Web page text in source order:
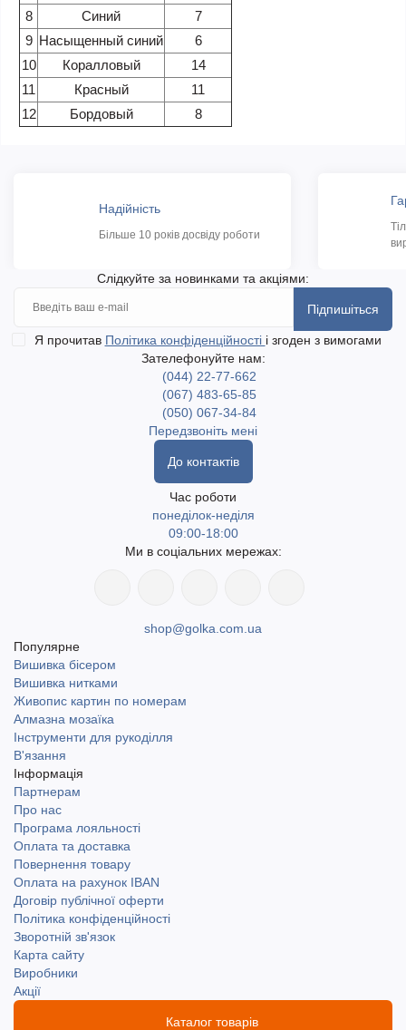
8
Синий
7
9 Насыщенный синий
6
10
Коралловый
14
11
Красный
11
12
Бордовый 8
Надійність
Більше 10 років досвіду роботи
Слідкуйте за новинками та акціями:
Підпишіться
Я прочитав Політика конфіденційності і згоден з вимогами
Зателефонуйте нам:
(044) 22-77-662
(067) 483-65-85
(050) 067-34-84
Передзвоніть мені
До контактів
Час роботи
понеділок-неділя
09:00-18:00
Ми в соціальних мережах:
shop@golka.com.ua
Популярне
Вишивка бісером
Вишивка нитками
Живопис картин по номерам
Алмазна мозаїка
Інструменти для рукоділля
В'язання
Інформація
Партнерам
Про нас
Програма лояльності
Оплата та доставка
Повернення товару
Оплата на рахунок IBAN
Договір публічної оферти
Політика конфіденційності
Зворотній зв'язок
Карта сайту
Виробники
Акції
Каталог товарів